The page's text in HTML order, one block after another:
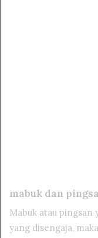
mabuk dan
Mabuk atau pingsan
yang disengaja,